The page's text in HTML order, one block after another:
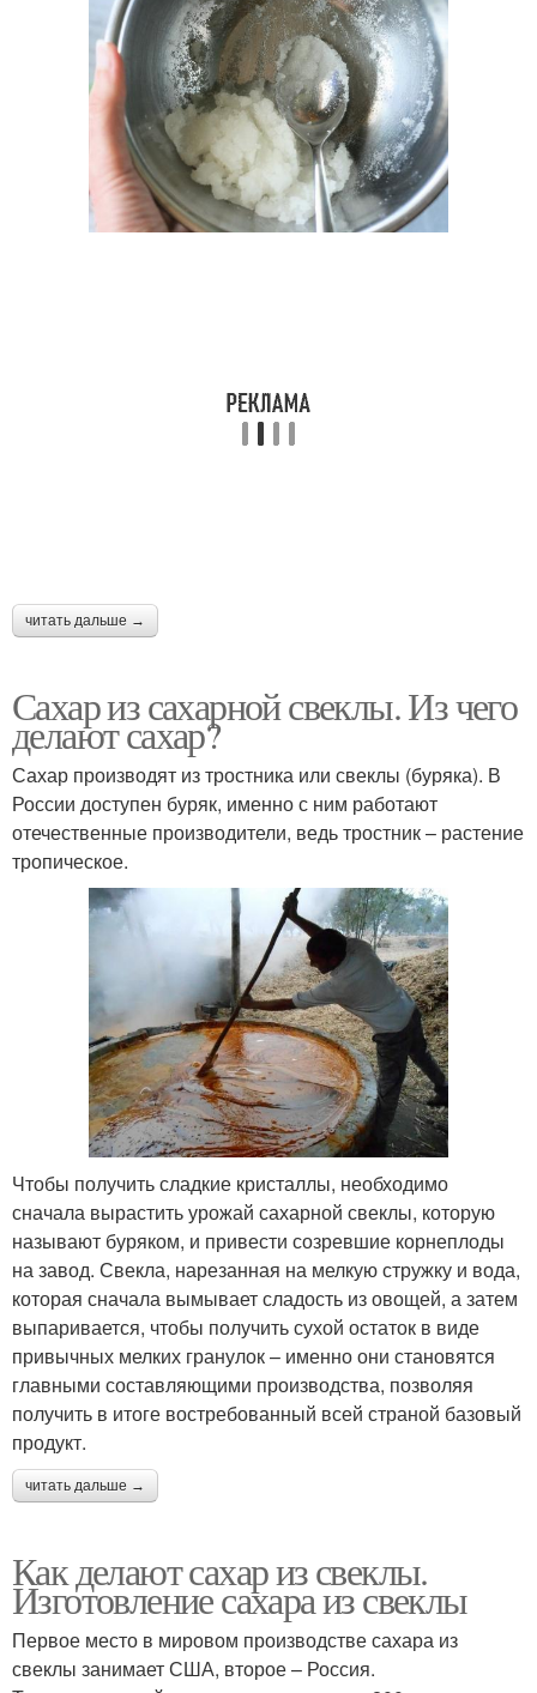
читать дальше →
Сахар из сахарной свеклы. Из чего
делают сахар?
Сахар производят из тростника или свеклы (буряка). В
России доступен буряк, именно с ним работают
отечественные производители, ведь тростник – растение
тропическое.
Чтобы получить сладкие кристаллы, необходимо
сначала вырастить урожай сахарной свеклы, которую
называют буряком, и привести созревшие корнеплоды
на завод. Свекла, нарезанная на мелкую стружку и вода,
которая сначала вымывает сладость из овощей, а затем
выпаривается, чтобы получить сухой остаток в виде
привычных мелких гранулок – именно они становятся
главными составляющими производства, позволяя
получить в итоге востребованный всей страной базовый
продукт.
читать дальше →
Как делают сахар из свеклы.
Изготовление сахара из свеклы
Первое место в мировом производстве сахара из
свеклы занимает США, второе – Россия.